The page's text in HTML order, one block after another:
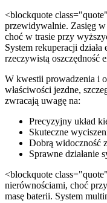
<blockquote
przewidywalnie. Zasięg
choć w trasie przy
System rekuperacji działa
rzeczywistą oszczędność
W kwestii prowadzenia i
właściwości jezdne,
zwracają uwagę na:
Precyzyjny układ
Skuteczne
Dobrą widoczność
Sprawne działanie
<blockquote
nierównościami, choć
masę baterii. System